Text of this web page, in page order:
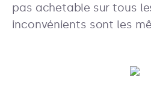
pas achetable sur tous
inconvénients sont les